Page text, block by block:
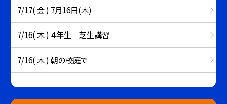
7/17( 金 ) 7月16日(木)
7/16( 木 ) ４年生 芝生講習
7/16( 木 ) 朝の校庭で